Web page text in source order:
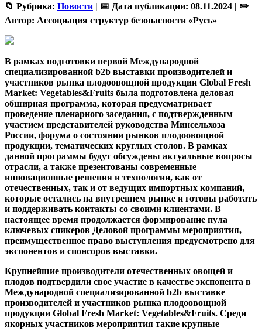
📁 Рубрика: Новости | 📅 Дата публикации: 08.11.2024 | ✏️
Автор: Ассоциация структур безопасности «Русь»
В рамках подготовки первой Международной
специализированной b2b выставки производителей и
участников рынка плодоовощной продукции Global Fresh
Market: Vegetables&Fruits была подготовлена деловая
обширная программа, которая предусматривает
проведение пленарного заседания, с подтвержденным
участием представителей руководства Минсельхоза
России, форума о состоянии рынков плодоовощной
продукции, тематических круглых столов. В рамках
данной программы будут обсуждены актуальные вопросы
отрасли, а также презентованы современные
инновационные решения и технологии, как от
отечественных, так и от ведущих импортных компаний,
которые остались на внутреннем рынке и готовы работать
и поддерживать контакты со своими клиентами. В
настоящее время продолжается формирование пула
ключевых спикеров Деловой программы мероприятия,
преимущественное право выступления предусмотрено для
экспонентов и спонсоров выставки.
Крупнейшие производители отечественных овощей и
плодов подтвердили свое участие в качестве экспонента в
Международной специализированной b2b выставке
производителей и участников рынка плодоовощной
продукции Global Fresh Market: Vegetables&Fruits. Среди
якорных участников мероприятия такие крупные